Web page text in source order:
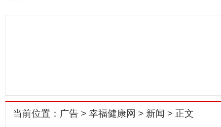
当前位置： 广告 > 幸福健康网 > 新闻 > 正文